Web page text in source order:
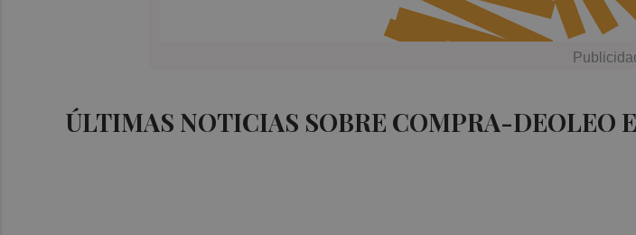
ÚLTIMAS NOTICIAS SOBRE COMPRA-DEOLEO